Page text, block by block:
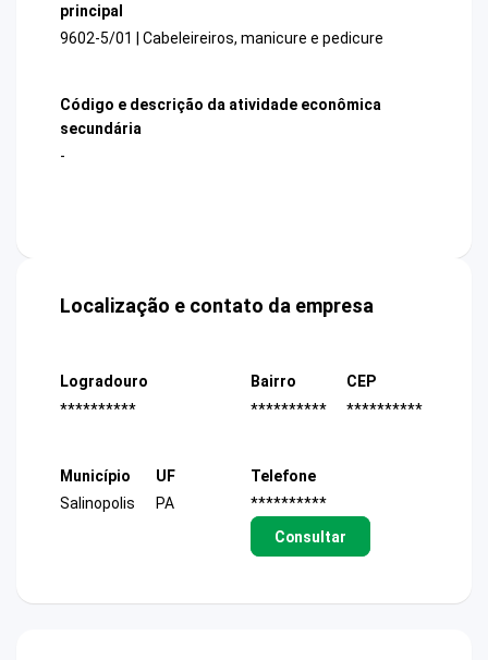
principal
9602-5/01 | Cabeleireiros, manicure e pedicure
Código e descrição da atividade econômica
secundária
-
Localização e contato da empresa
Logradouro
**********
Bairro
**********
CEP
**********
Município
Salinopolis
UF
PA
Telefone
**********
Consultar